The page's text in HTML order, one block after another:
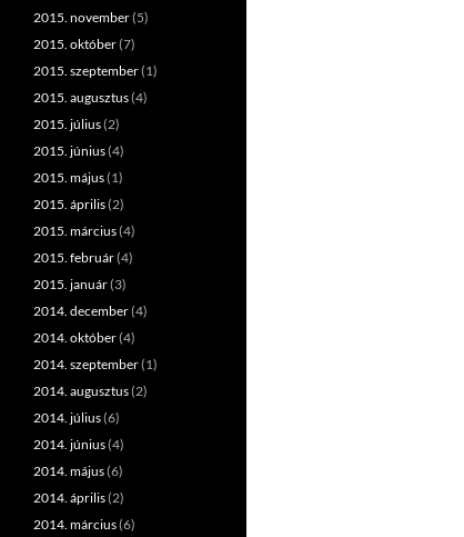
2015. november(5)
2015. október(7)
2015. szeptember(1)
2015. augusztus(4)
2015. július(2)
2015. június(4)
2015. május(1)
2015. április(2)
2015. március(4)
2015. február(4)
2015. január(3)
2014. december(4)
2014. október(4)
2014. szeptember(1)
2014. augusztus(2)
2014. július(6)
2014. június(4)
2014. május(6)
2014. április(2)
2014. március(6)